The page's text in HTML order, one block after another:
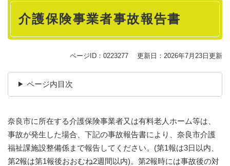
本
介護保険事業者事故報告書
ページID：0223277 更新日：2026年7月23日更新
ページ内目次
奈良市に所在する介護保険事業者又は有料老人ホーム等は、
事故が発生した場合、下記の事故報告書により、奈良市介護
福祉課施設整備係まで報告してください。(第1報は3日以内、
第2報は第1報後おおむね2週間以内)。第2報時には事故後の対